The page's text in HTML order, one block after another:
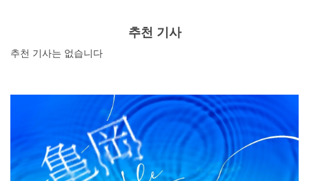
다. 나도 모르게 사진을 많이 찍고 싶어지는 포토제닉한 장
소도 소개하고 있으니, 꼭 끝까지 읽어보시기 바랍니다.
추천 기사
추천 기사는 없습니다